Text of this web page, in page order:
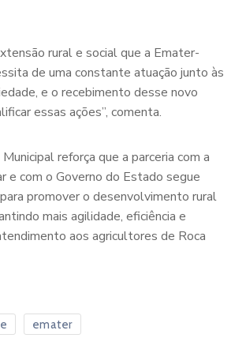
rural e social que a Emater-
de uma constante atuação junto às
e o recebimento desse novo
essas ações”, comenta.
reforça que a parceria com a
e com o Governo do Estado segue
promover o desenvolvimento rural
mais agilidade, eficiência e
aos agricultores de Roca
emater